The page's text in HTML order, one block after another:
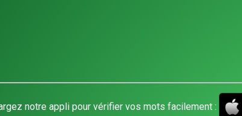
notre appli pour vérifier vos mots facilement :